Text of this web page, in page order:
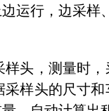
运行，边采样
头，测量时
样头的尺寸